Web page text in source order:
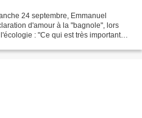
24 septembre, Emmanuel
d'amour à la "bagnole", lors
: "Ce qui est très important